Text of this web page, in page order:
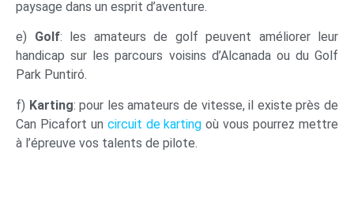
paysage dans un esprit d’aventure.
e) Golf: les amateurs de golf peuvent améliorer leur
handicap sur les parcours voisins d’Alcanada ou du Golf
Park Puntiró.
f) Karting: pour les amateurs de vitesse, il existe près de
Can Picafort un circuit de karting où vous pourrez mettre
à l’épreuve vos talents de pilote.